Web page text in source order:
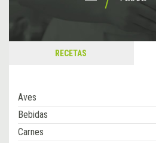
RECETAS
Aves
Bebidas
Carnes